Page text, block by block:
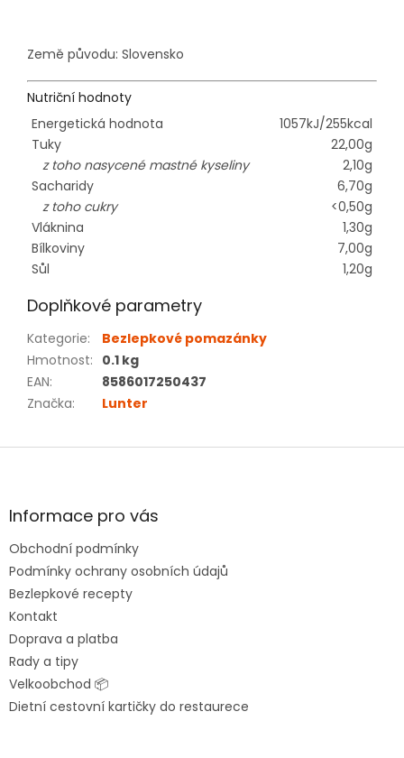
Země původu: Slovensko
Nutriční hodnoty
Energetická hodnota
1057kJ/255kcal
Tuky
22,00g
z toho nasycené mastné kyseliny
2,10g
Sacharidy
6,70g
z toho cukry
<0,50g
Vláknina
1,30g
Bílkoviny
7,00g
Sůl
1,20g
Doplňkové parametry
Kategorie:
Bezlepkové pomazánky
Hmotnost: 0.1 kg
EAN:
8586017250437
Značka: Lunter
Z
aInformace pro vás
Obchodní podmínky
Podmínky ochrany osobních údajů
Bezlepkové recepty
Kontakt
Doprava a platba
Rady a tipy
Velkoobchod 📦
Dietní cestovní kartičky do restaurece